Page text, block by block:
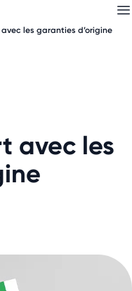
les garanties d’origine
avec les